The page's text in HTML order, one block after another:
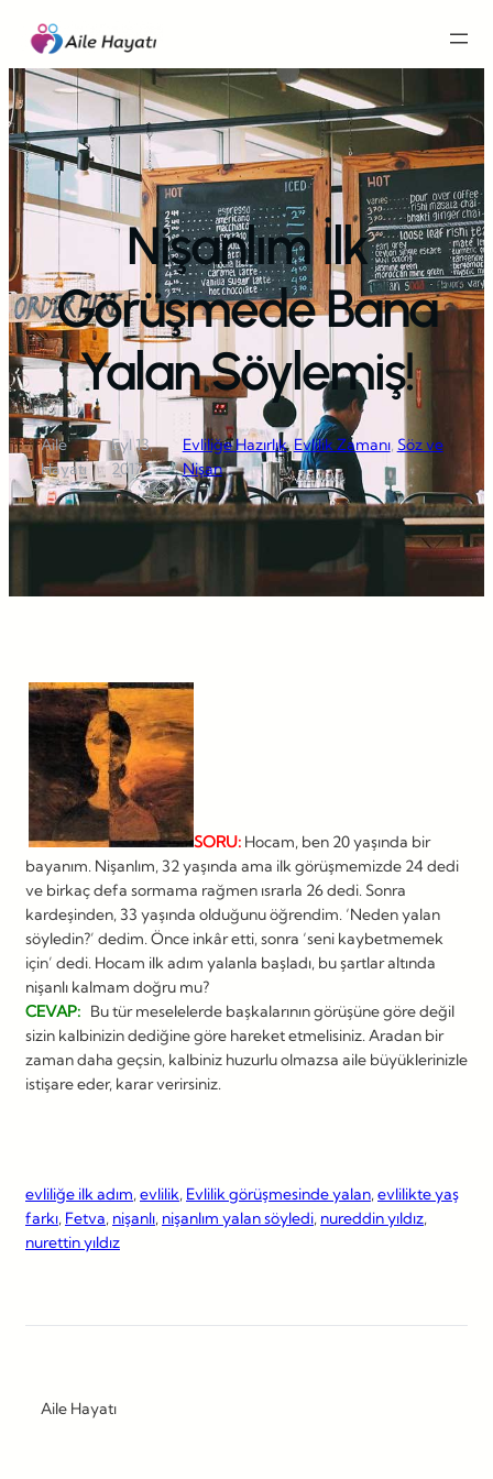
İçeriğe
geç
Nişanlım İlk
Görüşmede Bana
Yalan Söylemiş!
Aile
Hayatı
·
Eyl 13,
2017
·
Evliliğe Hazırlık, Evlilik Zamanı, Söz ve
Nişan
SORU: Hocam, ben 20 yaşında bir
bayanım. Nişanlım, 32 yaşında ama ilk görüşmemizde 24 dedi
ve birkaç defa sormama rağmen ısrarla 26 dedi. Sonra
kardeşinden, 33 yaşında olduğunu öğrendim. ‘Neden yalan
söyledin?’ dedim. Önce inkâr etti, sonra ‘seni kaybetmemek
için’ dedi. Hocam ilk adım yalanla başladı, bu şartlar altında
nişanlı kalmam doğru mu?
CEVAP: Bu tür meselelerde başkalarının görüşüne göre değil
sizin kalbinizin dediğine göre hareket etmelisiniz. Aradan bir
zaman daha geçsin, kalbiniz huzurlu olmazsa aile büyüklerinizle
istişare eder, karar verirsiniz.
evliliğe ilk adım, evlilik, Evlilik görüşmesinde yalan, evlilikte yaş
farkı, Fetva, nişanlı, nişanlım yalan söyledi, nureddin yıldız
nurettin yıldız
Aile Hayatı